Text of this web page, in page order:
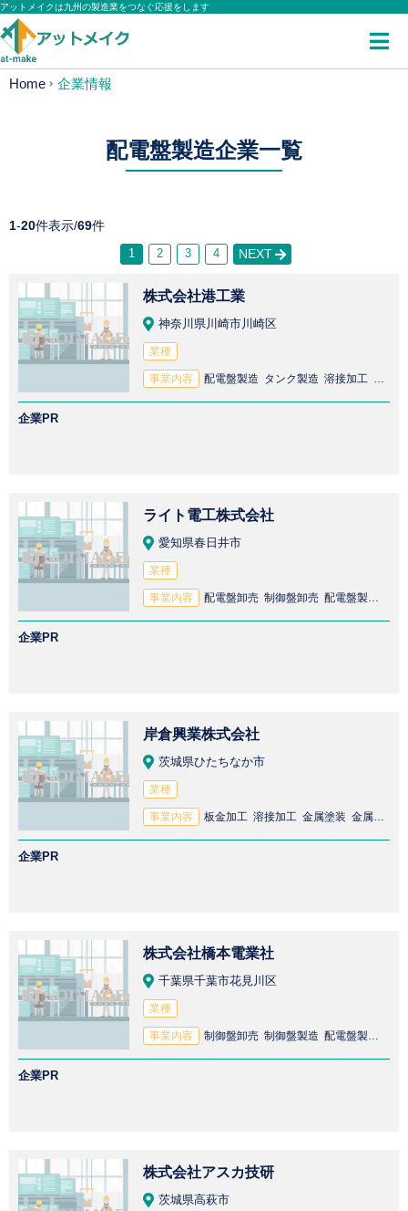
アットメイクは九州の製造業をつなぐ応援をします
Home 企業情報
配電盤製造企業一覧
1-20件表示/69件
1 2 3 4 NEXT
株式会社港工業
神奈川県川崎市川崎区
業種
事業内容 配電盤製造 タンク製造 溶接加工 精密板金加工 ステンレス鋼加工 精密部品製造 アルミ加工 研磨加工 板金加工 制御盤製造
企業PR
ライト電工株式会社
愛知県春日井市
業種
事業内容 配電盤卸売 制御盤卸売 配電盤製造 制御盤製造 旋盤加工
企業PR
岸倉興業株式会社
茨城県ひたちなか市
業種
事業内容 板金加工 溶接加工 金属塗装 金属部品加工 分電盤製造 配電盤卸売 配電盤製造 製缶加工 プレス加工 精密金属加工 精密板金加工 金属プレス加工 分電盤卸売
企業PR
株式会社橋本電業社
千葉県千葉市花見川区
業種
事業内容 制御盤卸売 制御盤製造 配電盤製造 配電盤卸売 公共工事 電気設備設計 プラント設備製造
企業PR
株式会社アスカ技研
茨城県高萩市